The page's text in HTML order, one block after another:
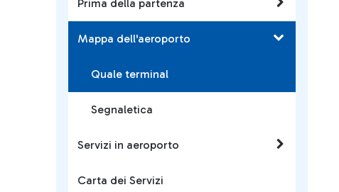
Prima della partenza
Mappa dell'aeroporto
Quale terminal
Segnaletica
Servizi in aeroporto
Carta dei Servizi